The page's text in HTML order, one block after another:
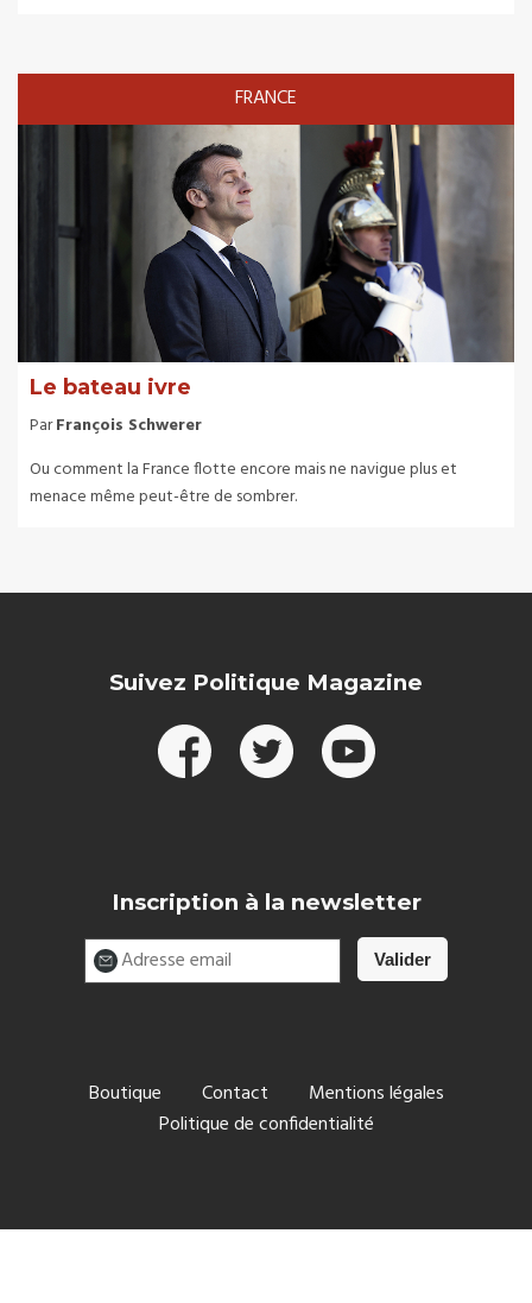
FRANCE
Le bateau ivre
ParFrançois Schwerer
Ou comment la France flotte encore mais ne navigue plus et
menace même peut-être de sombrer.
Suivez Politique Magazine
Inscription à la newsletter
Boutique Contact
Mentions légales
Politique de confidentialité